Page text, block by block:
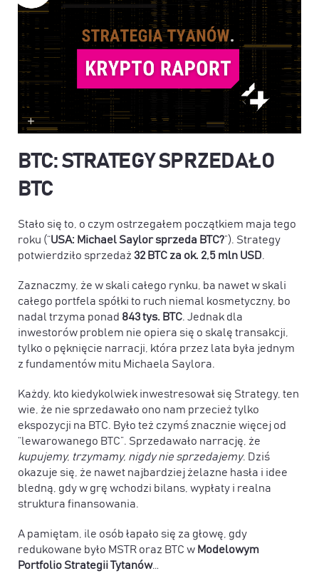
BTC: STRATEGY SPRZEDAŁO
BTC
Stało się to, o czym ostrzegałem początkiem maja tego
roku (“USA: Michael Saylor sprzeda BTC?”). Strategy
potwierdziło sprzedaż 32 BTC za ok. 2,5 mln USD.
Zaznaczmy, że w skali całego rynku, ba nawet w skali
całego portfela spółki to ruch niemal kosmetyczny, bo
nadal trzyma ponad 843 tys. BTC. Jednak dla
inwestorów problem nie opiera się o skalę transakcji,
tylko o pęknięcie narracji, która przez lata była jednym
z fundamentów mitu Michaela Saylora.
Każdy, kto kiedykolwiek inwestresował się Strategy, ten
wie, że nie sprzedawało ono nam przecież tylko
ekspozycji na BTC. Było też czymś znacznie więcej od
“lewarowanego BTC”. Sprzedawało narrację, że
kupujemy, trzymamy, nigdy nie sprzedajemy. Dziś
okazuje się, że nawet najbardziej żelazne hasła i idee
bledną, gdy w grę wchodzi bilans, wypłaty i realna
struktura finansowania.
A pamiętam, ile osób łapało się za głowę, gdy
redukowane było MSTR oraz BTC w Modelowym
Portfolio Strategii Tytanów…